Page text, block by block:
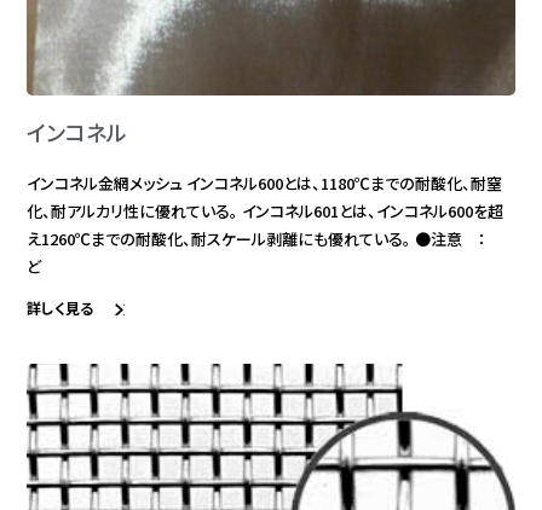
インコネル
インコネル金網メッシュ インコネル600とは、1180℃までの耐酸化、耐窒
化、耐アルカリ性に優れている。 インコネル601とは、インコネル600を超
え1260℃までの耐酸化、耐スケール剥離にも優れている。 ●注意 ：
ど
詳しく見る